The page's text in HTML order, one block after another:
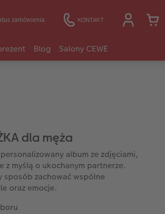
zamówienia KONTAKT
Blog Salony CEWE
dla męża
album ze zdjęciami,
myślą o ukochanym partnerze.
sposób zachować wspólne
oraz emocje.